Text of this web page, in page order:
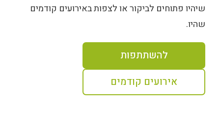
שיהיו פתוחים לביקור או לצפות באירועים קודמים
שהיו.
להשתתפות
אירועים קודמים